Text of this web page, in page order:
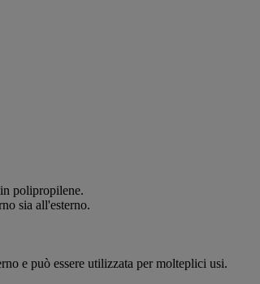
polipropilene.
sia all'esterno.
e può essere utilizzata per molteplici usi.